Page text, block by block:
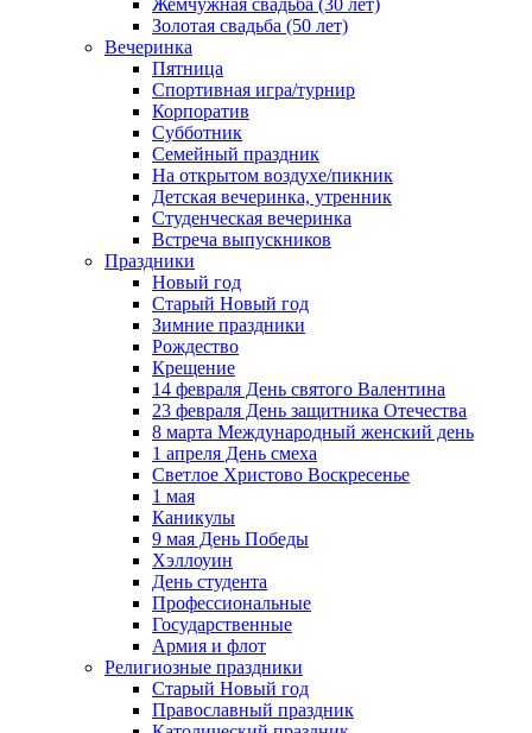
Жемчужная свадьба (30 лет)
Золотая свадьба (50 лет)
Вечеринка
Пятница
Спортивная игра/турнир
Корпоратив
Субботник
Семейный праздник
На открытом воздухе/пикник
Детская вечеринка, утренник
Студенческая вечеринка
Встреча выпускников
Праздники
Новый год
Старый Новый год
Зимние праздники
Рождество
Крещение
14 февраля День святого Валентина
23 февраля День защитника Отечества
8 марта Международный женский день
1 апреля День смеха
Светлое Христово Воскресенье
1 мая
Каникулы
9 мая День Победы
Хэллоуин
День студента
Профессиональные
Государственные
Армия и флот
Религиозные праздники
Старый Новый год
Православный праздник